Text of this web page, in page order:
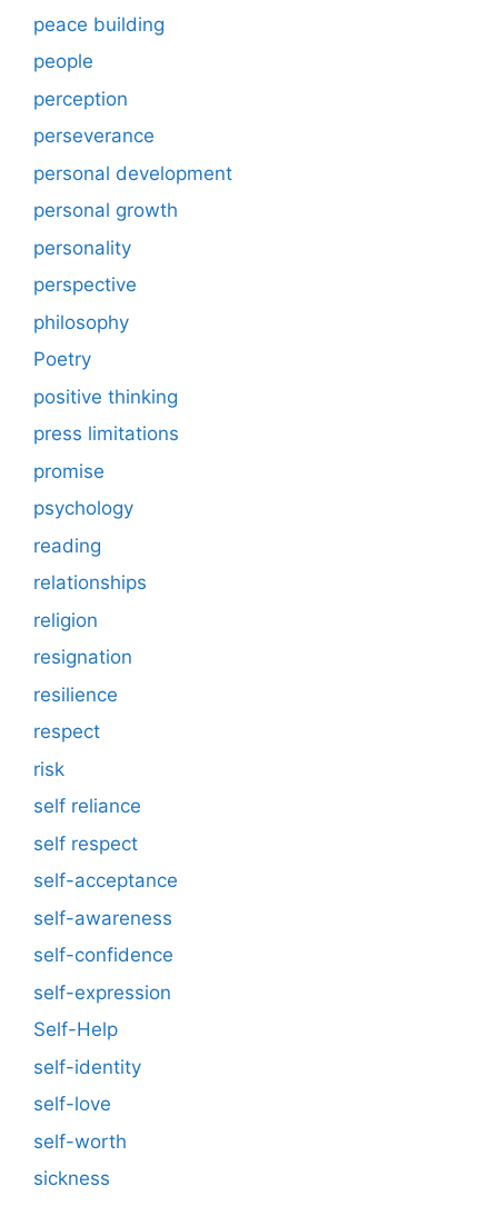
peace building
people
perception
perseverance
personal development
personal growth
personality
perspective
philosophy
Poetry
positive thinking
press limitations
promise
psychology
reading
relationships
religion
resignation
resilience
respect
risk
self reliance
self respect
self-acceptance
self-awareness
self-confidence
self-expression
Self-Help
self-identity
self-love
self-worth
sickness